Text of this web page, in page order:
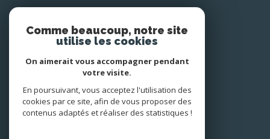
Comme beaucoup, notre site
utilise les cookies
On aimerait vous accompagner pendant
votre visite.
En poursuivant, vous acceptez l'utilisation des
cookies par ce site, afin de vous proposer des
contenus adaptés et réaliser des statistiques !